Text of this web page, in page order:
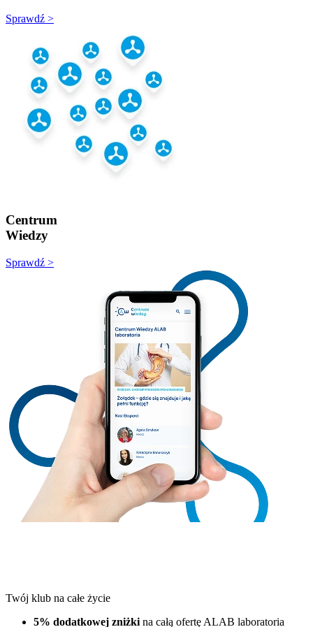
Sprawdź >
Centrum
Wiedzy
Sprawdź >
Twój klub na całe życie
5% dodatkowej zniżki na całą ofertę ALAB laboratoria